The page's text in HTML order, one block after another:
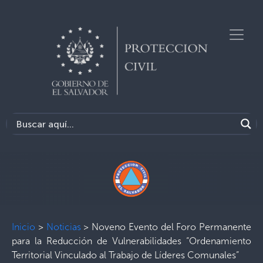
Inicio > Noticias> Noveno Evento del Foro Permanente
para la Reducción de Vulnerabilidades “Ordenamiento
Territorial Vinculado al Trabajo de Líderes Comunales”